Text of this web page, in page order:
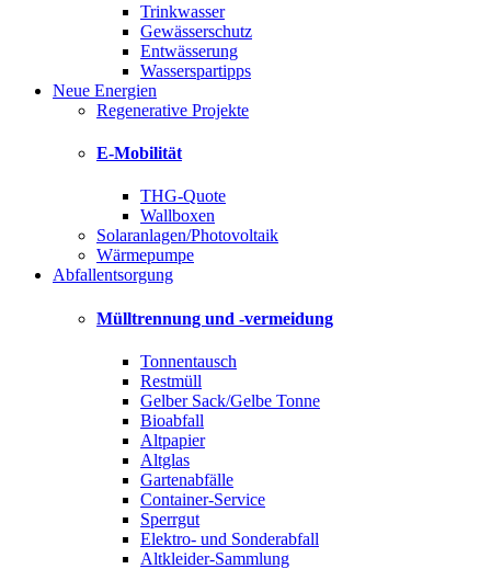
Trinkwasser
Gewässerschutz
Entwässerung
Wasserspartipps
Neue Energien
Regenerative Projekte
E-Mobilität
THG-Quote
Wallboxen
Solaranlagen/Photovoltaik
Wärmepumpe
Abfallentsorgung
Mülltrennung und -vermeidung
Tonnentausch
Restmüll
Gelber Sack/Gelbe Tonne
Bioabfall
Altpapier
Altglas
Gartenabfälle
Container-Service
Sperrgut
Elektro- und Sonderabfall
Altkleider-Sammlung